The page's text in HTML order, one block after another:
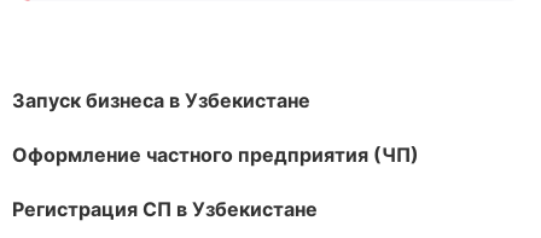
Запуск бизнеса в Узбекистане
Оформление частного предприятия (ЧП)
Регистрация СП в Узбекистане